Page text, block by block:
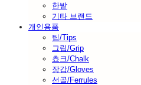
한밭
기타 브랜드
개인용품
팁/Tips
그립/Grip
쵸크/Chalk
장갑/Gloves
선골/Ferrules